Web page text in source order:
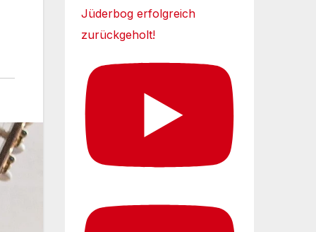
Jüderbog erfolgreich
zurückgeholt!